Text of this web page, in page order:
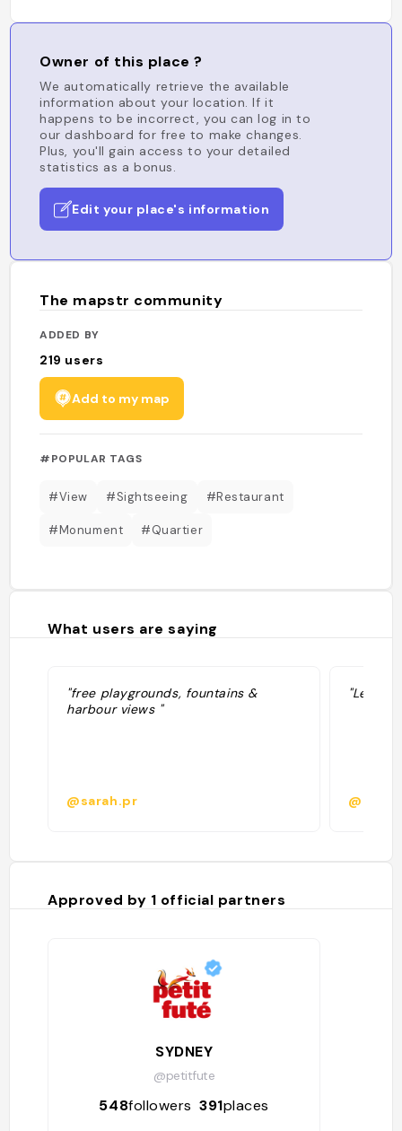
Owner of this place ?
We automatically retrieve the available
information about your location. If it
happens to be incorrect, you can log in to
our dashboard for free to make changes.
Plus, you'll gain access to your detailed
statistics as a bonus.
Edit your place's information
The mapstr community
ADDED BY
219 users
Add to my map
#POPULAR TAGS
#View #Sightseeing #Restaurant
#Monument #Quartier
What users are saying
"free playgrounds, fountains &
harbour views "
@sarah.pr
"Les
Approved by 1 official partners
SYDNEY
@petitfute
548followers 391places